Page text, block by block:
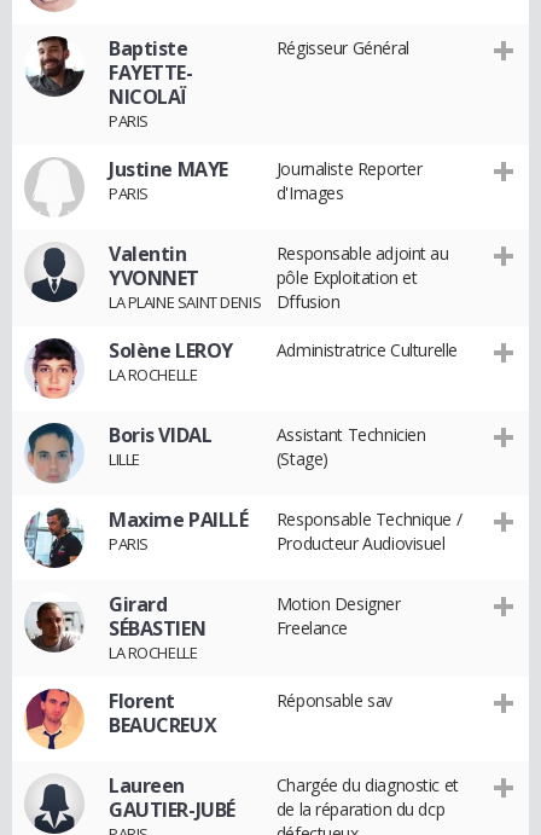
Baptiste
FAYETTE-
NICOLAÏ
PARIS
Régisseur Général
Justine MAYE
PARIS
Journaliste Reporter
d'Images
Valentin
YVONNET
LA PLAINE SAINT DENIS
Responsable adjoint au
pôle Exploitation et
Dffusion
Solène LEROY
LA ROCHELLE
Administratrice Culturelle
Boris VIDAL
LILLE
Assistant Technicien
(Stage)
Maxime PAILLÉ
PARIS
Responsable Technique /
Producteur Audiovisuel
Girard
SÉBASTIEN
LA ROCHELLE
Motion Designer
Freelance
Florent
BEAUCREUX
Réponsable sav
Laureen
GAUTIER-JUBÉ
Chargée du diagnostic et
de la réparation du dcp